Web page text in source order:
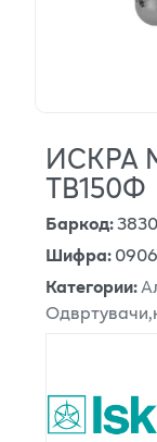
ИСКРА
ТВ150Ф
Баркод:
Шифра:
Категории: